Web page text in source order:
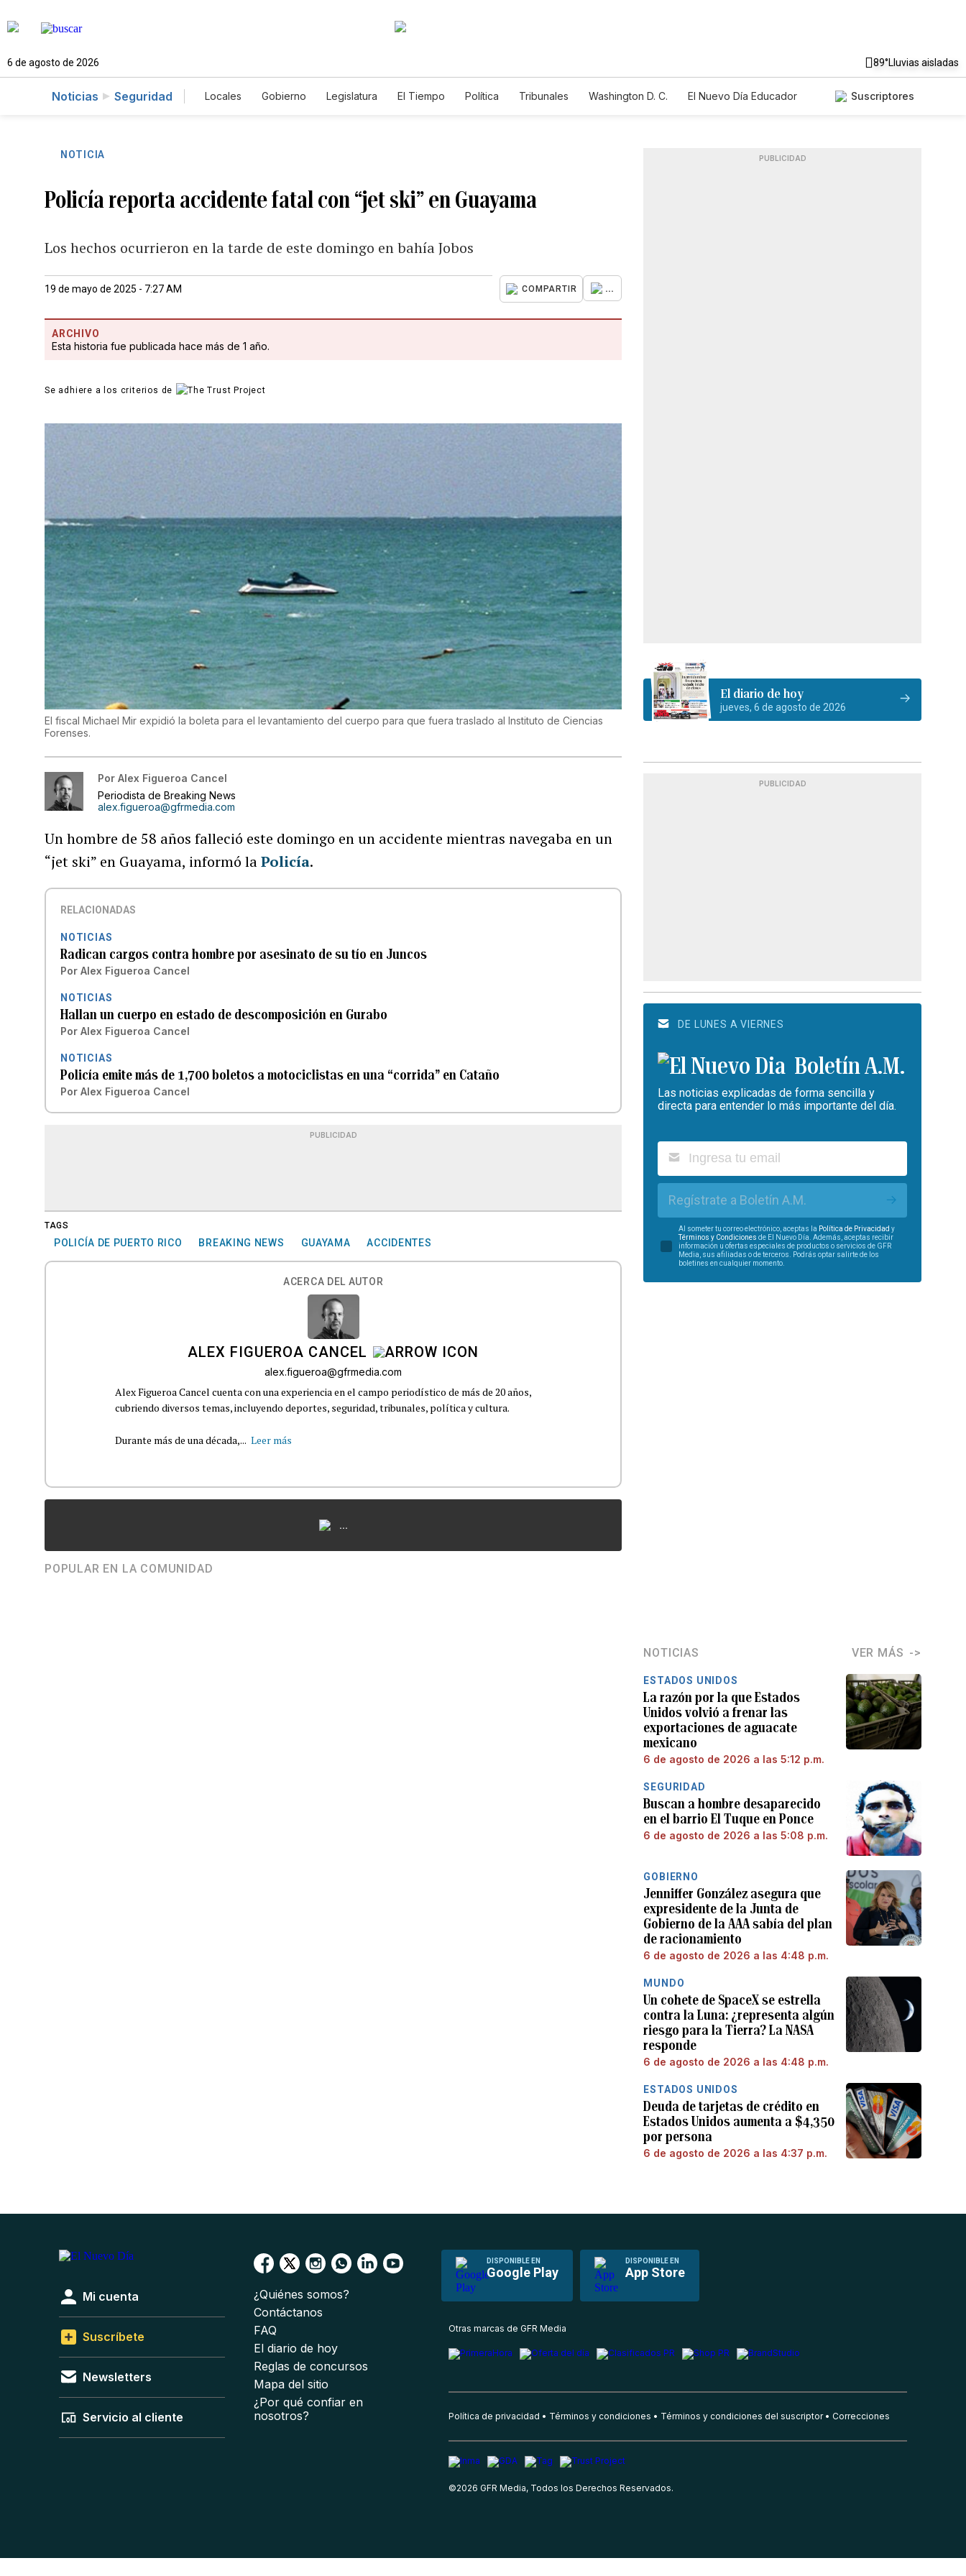
6 de agosto de 2026 89°Lluvias aisladas
Noticias Seguridad Locales Gobierno Legislatura El Tiempo Política Tribunales Washington D. C.
El Nuevo Día Educador
Suscriptores
NOTICIA
Policía reporta accidente fatal con “jet ski” en Guayama
Los hechos ocurrieron en la tarde de este domingo en bahía Jobos
19 de mayo de 2025 - 7:27 AM COMPARTIR ...
ARCHIVO
Esta historia fue publicada hace más de 1 año.
Se adhiere a los criterios de
El fiscal Michael Mir expidió la boleta para el levantamiento del cuerpo para que fuera traslado al Instituto de Ciencias
Forenses.
Por Alex Figueroa Cancel
Periodista de Breaking News
alex.figueroa@gfrmedia.com
Un hombre de 58 años falleció este domingo en un accidente mientras navegaba en un
“jet ski” en Guayama, informó laPolicía.
RELACIONADAS
NOTICIAS
Radican cargos contra hombre por asesinato de su tío en Juncos
Por Alex Figueroa Cancel
NOTICIAS
Hallan un cuerpo en estado de descomposición en Gurabo
Por Alex Figueroa Cancel
NOTICIAS
Policía emite más de 1,700 boletos a motociclistas en una “corrida” en Cataño
Por Alex Figueroa Cancel
PUBLICIDAD
TAGS
POLICÍA DE PUERTO RICO BREAKING NEWS GUAYAMA ACCIDENTES
ACERCA DEL AUTOR
ALEX FIGUEROA CANCEL
alex.figueroa@gfrmedia.com
Alex Figueroa Cancel cuenta con una experiencia en el campo periodístico de más de 20 años,
cubriendo diversos temas, incluyendo deportes, seguridad, tribunales, política y cultura.
Durante más de una década,... Leer más
...
POPULAR EN LA COMUNIDAD
PUBLICIDAD
El diario de hoy
jueves, 6 de agosto de 2026
PUBLICIDAD
DE LUNES A VIERNES
Boletín A.M.
Las noticias explicadas de forma sencilla y
directa para entender lo más importante del día.
Regístrate a Boletín A.M.
Al someter tu correo electrónico, aceptas la Política de Privacidad y
Términos y Condiciones de El Nuevo Día. Además, aceptas recibir
información u ofertas especiales de productos o servicios de GFR
Media, sus afiliadas o de terceros. Podrás optar salirte de los
boletines en cualquier momento.
NOTICIAS VER MÁS
ESTADOS UNIDOS
La razón por la que Estados
Unidos volvió a frenar las
exportaciones de aguacate
mexicano
6 de agosto de 2026 a las 5:12 p.m.
SEGURIDAD
Buscan a hombre desaparecido
en el barrio El Tuque en Ponce
6 de agosto de 2026 a las 5:08 p.m.
GOBIERNO
Jenniffer González asegura que
expresidente de la Junta de
Gobierno de la AAA sabía del plan
de racionamiento
6 de agosto de 2026 a las 4:48 p.m.
MUNDO
Un cohete de SpaceX se estrella
contra la Luna: ¿representa algún
riesgo para la Tierra? La NASA
responde
6 de agosto de 2026 a las 4:48 p.m.
ESTADOS UNIDOS
Deuda de tarjetas de crédito en
Estados Unidos aumenta a $4,350
por persona
6 de agosto de 2026 a las 4:37 p.m.
DISPONIBLE EN
Google Play
DISPONIBLE EN
App Store
Mi cuenta
Suscríbete
Newsletters
Servicio al cliente
¿Quiénes somos?
Contáctanos
FAQ
El diario de hoy
Reglas de concursos
Mapa del sitio
¿Por qué confiar en
nosotros?
Otras marcas de GFR Media
Política de privacidad Términos y condiciones Términos y condiciones del suscriptor Correcciones
©2026 GFR Media, Todos los Derechos Reservados.